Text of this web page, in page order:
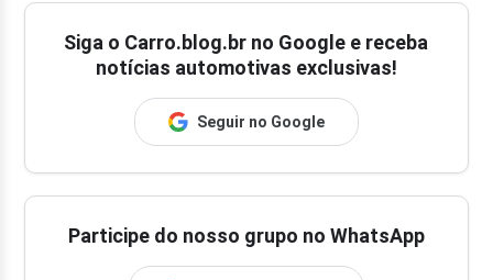
Siga o Carro.blog.br no Google e receba
notícias automotivas exclusivas!
Seguir no Google
Participe do nosso grupo no WhatsApp